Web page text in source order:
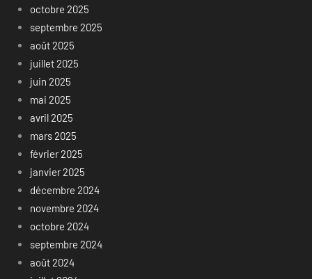
octobre 2025
septembre 2025
août 2025
juillet 2025
juin 2025
mai 2025
avril 2025
mars 2025
février 2025
janvier 2025
décembre 2024
novembre 2024
octobre 2024
septembre 2024
août 2024